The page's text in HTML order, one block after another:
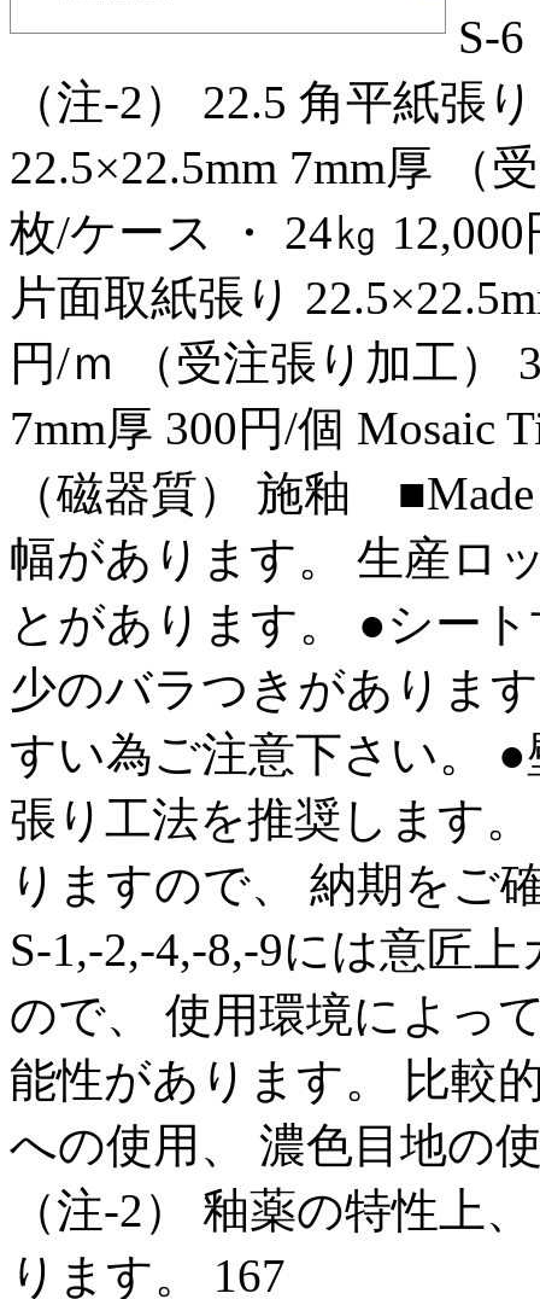
（注‑2） 22.5 角平紙張
22.5×22.5mm 7mm厚 （
枚/ケース ・ 24㎏
片面取紙張り
円/ｍ （受注張り加工）
7mm厚 300円/個 Mosaic
（磁器質） 施釉
幅があります。 生産ロ
とがあります。 ●シー
少のバラつきがありま
すい為ご注意下さい。
張り工法を推奨します
りますので、 納期をご
S‑1,‑2,‑4,‑8,‑9には意
ので、 使用環境によっ
能性があります。 比較
への使用、 濃色目地の
（注‑2） 釉薬の特性上
ります。 167